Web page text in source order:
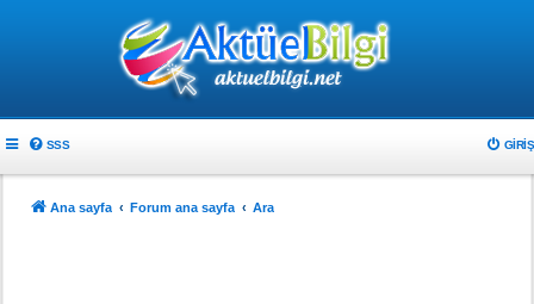
SSS GIRIŞ
Ana sayfa Forum ana sayfa Ara